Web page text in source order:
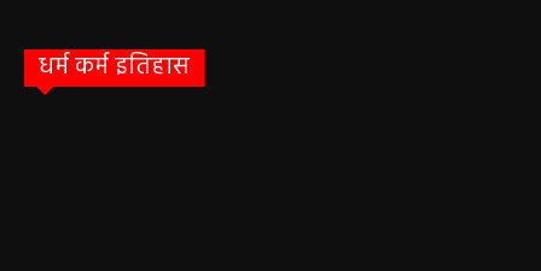
धर्म कर्म इतिहास